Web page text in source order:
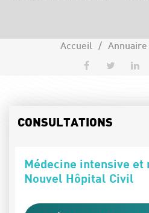
Accueil
Partager
CONSULTATIONS
Médecine intensive et
Nouvel Hôpital Civil